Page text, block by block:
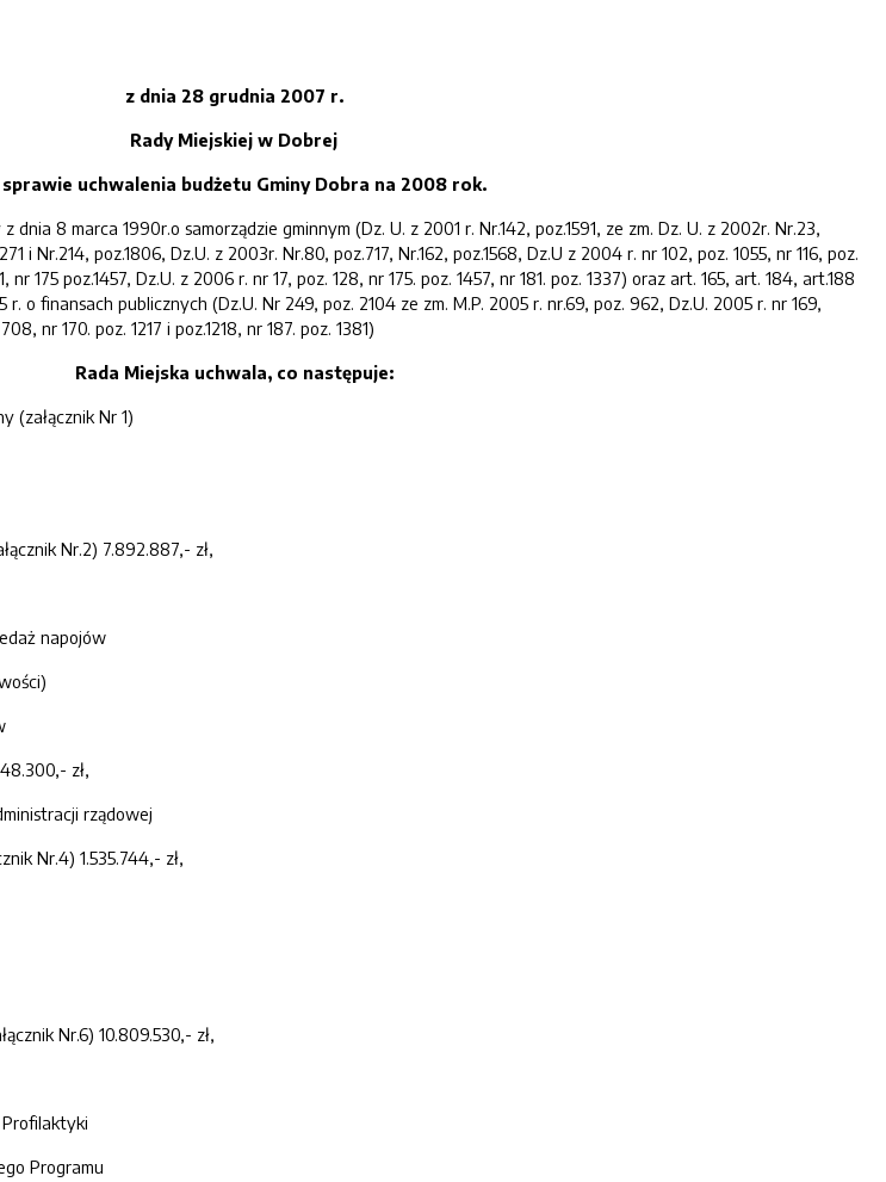
z dnia 28 grudnia 2007 r.
Rady Miejskiej w Dobrej
uchwalenia budżetu Gminy Dobra na 2008rok.
8 marca 1990r.o samorządzie gminnym (Dz. U. z 2001 r. Nr.142, poz.1591, ze zm. Dz. U. z 2002r. Nr.23,
i Nr.214, poz.1806, Dz.U. z 2003r. Nr.80, poz.717, Nr.162, poz.1568, Dz.U z 2004 r. nr 102, poz. 1055, nr 116, poz.
nr 175 poz.1457, Dz.U. z 2006 r. nr 17, poz. 128, nr 175. poz. 1457, nr 181. poz. 1337) oraz art. 165, art. 184, art.188
o finansach publicznych (Dz.U. Nr 249, poz. 2104 ze zm. M.P. 2005 r. nr.69, poz. 962, Dz.U. 2005 r. nr 169,
nr 170. poz. 1217 i poz.1218, nr 187. poz. 1381)
Rada Miejska uchwala, co następuje:
(załącznik Nr 1)
Nr.2) 7.892.887,- zł,
napojów
zł,
rządowej
Nr.4) 1.535.744,- zł,
Nr.6) 10.809.530,- zł,
Programu